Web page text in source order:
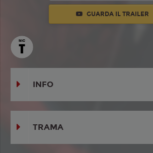
GUARDA IL TRAILER
INFO
TRAMA